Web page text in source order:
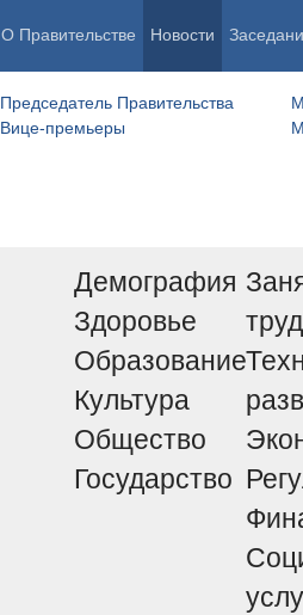
О Правительстве Новости
Председатель Правительства
Вице-премьеры
Демография
Здоровье
Образование
Культура
Общество
Государство
труд